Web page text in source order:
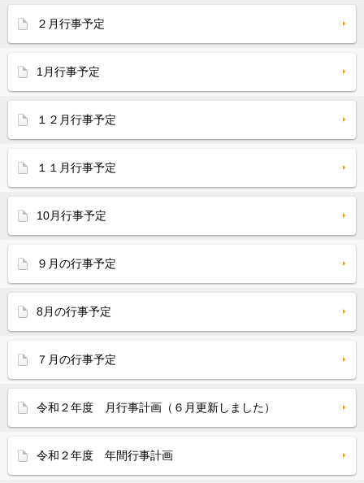
２月行事予定
1月行事予定
１２月行事予定
１１月行事予定
10月行事予定
９月の行事予定
8月の行事予定
７月の行事予定
令和２年度 月行事計画（６月更新しました）
令和２年度 年間行事計画